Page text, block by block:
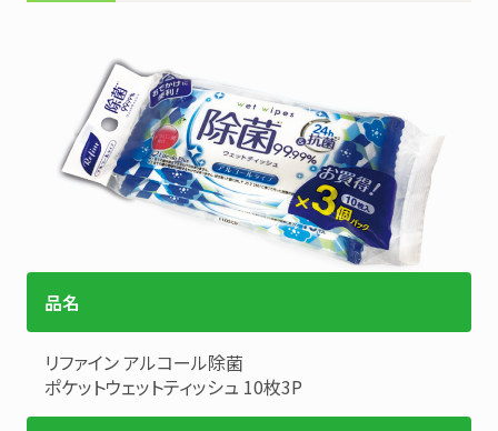
品名
リファインアルコール除菌
ポケットウェットティッシュ 10枚3P